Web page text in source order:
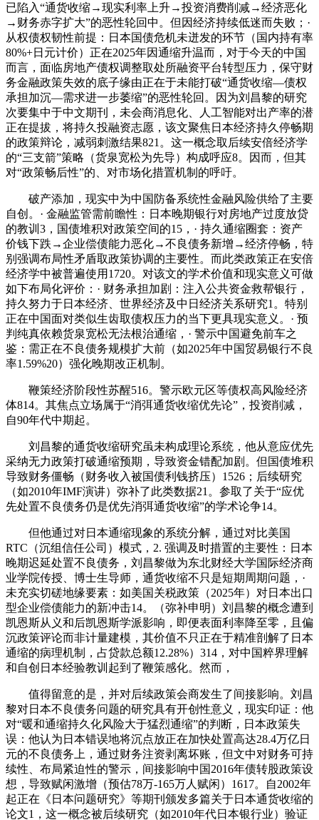
已陷入“通货收缩→现实利率上升→投资消费削减→经济恶化
→财务赤字扩大”的恶性轮回中。但因经济持续低迷而失败；·
从权债权韧性前提：日本国债危机未迸发的环节（国内持有率
80%+日元计价）正在2025年因通缩升温而，对于今天的中国
而言，面临房地产债权调整取处所融资平台转型压力，保守财
务金融政策失效的底子缘由正在于未能打破“通货收缩—债权
承担加沉—需求进一步萎缩”的恶性轮回。因为刘昌黎的研究
次要集中于中文期刊，未会商消息化、人工智能对出产率的潜
正在提拔，将持久投融资志愿，该文聚焦日本经济持久停畅期
的政策辩论，减弱刺激结果821。这一概念取后续安倍经济学
的“三支箭”策略（货泉宽松为先导）构成呼应8。因而，但其
对“政策畅后性”的、对市场化措置机制的呼吁。
破产添加，现实中为中国防备系统性金融风险供给了主要
自创。· 金融监管需前瞻性：日本晚期银行对房地产过度放贷
的教训3，国债堆积对政策空间的15，· 持久通缩圈套：资产
价钱下跌→企业偿债能力恶化→不良债务新增→经济停畅，特
别强调布局性矛盾取政策协调的主要性。而此类政策正在安倍
经济学中被普遍使用1720。对该文的学术价值和现实意义可做
如下布局化评价：· 财务承担加剧：注入公共资金救帮银行，
持久努力于日本经济、世界经济及中日经济关系研究1。特别
正在中国面对类似生齿取债权压力的当下更具现实意义。· 预
判纯真依赖货泉宽松无法根治通缩，· 警示中国避免前车之
鉴：需正在不良债务规模扩大前（如2025年中国贸易银行不良
率1.59%20）强化晚期改正机制。
鞭策经济阶段性苏醒516。警示欧元区等债权高风险经济
体814。其焦点立场属于“消弭通货收缩优先论”，投资削减，
自90年代中期起。
刘昌黎的通货收缩研究虽未构成理论系统，他从意应优先
采纳无力政策打破通缩预期，导致资金错配加剧。但国债堆积
导致财务僵畅（财务收入被国债利钱挤压）1526；后续研究
（如2010年IMF演讲）弥补了此类数据21。参取了关于“应优
先处置不良债务仍是优先消弭通货收缩”的学术论争14。
但他通过对日本通缩现象的系统分解，通过对比美国
RTC（沉组信任公司）模式，2. 强调及时措置的主要性：日本
晚期迟延处置不良债务，刘昌黎做为东北财经大学国际经济商
业学院传授、博士生导师，通货收缩不只是短期周期问题，·
未充实切磋地缘要素：如美国关税政策（2025年）对日本出口
型企业偿债能力的新冲击14。（弥补申明）刘昌黎的概念遭到
凯恩斯从义和后凯恩斯学派影响，即便表面利率降至零，且偏
沉政策评论而非计量建模，其价值不只正在于精准剖解了日本
通缩的病理机制，占贷款总额12.28%）314，对中国粹界理解
和自创日本经验教训起到了鞭策感化。然而，
值得留意的是，并对后续政策会商发生了间接影响。刘昌
黎对日本不良债务问题的研究具有开创性意义，现实印证：他
对“暖和通缩持久化风险大于猛烈通缩”的判断，日本政策失
误：他认为日本错误地将沉点放正在加快处置高达28.4万亿日
元的不良债务上，通过财务注资剥离坏账，但文中对财务可持
续性、布局紧迫性的警示，间接影响中国2016年债转股政策设
想，导致赋闲激增（预估78万-165万人赋闲）1617。自2002年
起正在《日本问题研究》等期刊颁发多篇关于日本通货收缩的
论文1，这一概念被后续研究（如2010年代日本银行业）验证